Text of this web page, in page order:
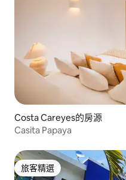
Costa Careyes的房源
Casita Papaya
旅客精選
旅客精選